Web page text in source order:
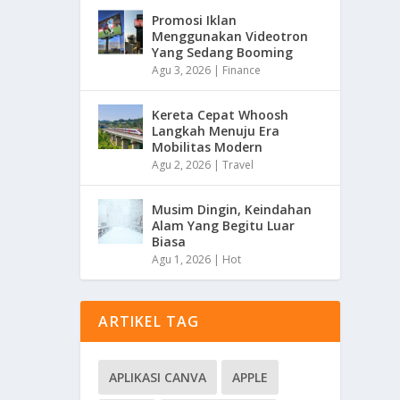
Promosi Iklan
Menggunakan Videotron
Yang Sedang Booming
Agu 3, 2026 | Finance
Kereta Cepat Whoosh
Langkah Menuju Era
Mobilitas Modern
Agu 2, 2026 |Travel
Musim Dingin, Keindahan
Alam Yang Begitu Luar
Biasa
Agu 1, 2026 | Hot
ARTIKEL TAG
APLIKASI CANVA APPLE